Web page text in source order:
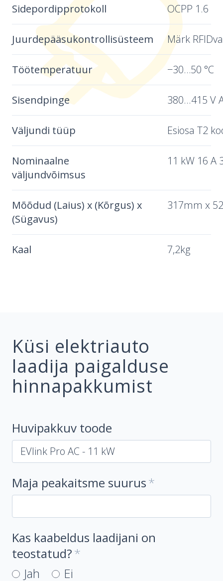
Sidepordipprotokoll OCPP 1.6
Juurdepääsukontrollisüsteem Märk
Töötemperatuur −30…50 °C
Sisendpinge 380...415 V
Väljundi tüüp Esiosa T2
Nominaalne
väljundvõimsus
11 kW 16 A
Mõõdud (Laius) x (Kõrgus) x
(Sügavus)
317mm x
Kaal 7,2kg
Küsi elektriauto
laadija paigalduse
hinnapakkumist
Huvipakkuv toode
Maja peakaitsme suurus
Kas kaabeldus laadijani on
teostatud?
Jah
Ei